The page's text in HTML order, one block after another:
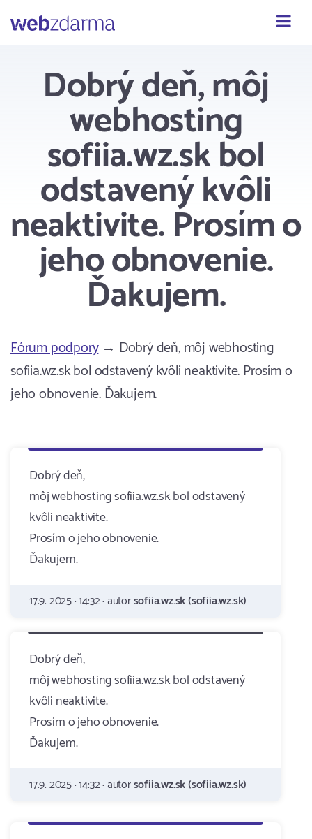
Webzdarma
Dobrý deň, môj
webhosting
sofiia.wz.sk bol
odstavený kvôli
neaktivite. Prosím o
jeho obnovenie.
Ďakujem.
Fórum podpory→ Dobrý deň, môj webhosting
sofiia.wz.sk bol odstavený kvôli neaktivite. Prosím o
jeho obnovenie. Ďakujem.
Dobrý deň,
môj webhosting sofiia.wz.sk bol odstavený
kvôli neaktivite.
Prosím o jeho obnovenie.
Ďakujem.
17.9. 2025 · 14:32 · autorsofiia.wz.sk (sofiia.wz.sk)
Dobrý deň,
môj webhosting sofiia.wz.sk bol odstavený
kvôli neaktivite.
Prosím o jeho obnovenie.
Ďakujem.
17.9. 2025 · 14:32 · autorsofiia.wz.sk (sofiia.wz.sk)